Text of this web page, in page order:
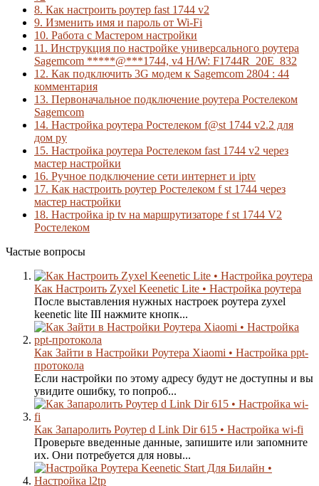
8. Как настроить роутер fast 1744 v2
9. Изменить имя и пароль от Wi-Fi
10. Работа с Мастером настройки
11. Инструкция по настройке универсального роутера
Sagemcom *****@***1744, v4 H/W: F1744R_20E_832
12. Как подключить 3G модем к Sagemcom 2804 : 44
комментария
13. Первоначальное подключение роутера Ростелеком
Sagemcom
14. Настройка роутера Ростелеком f@st 1744 v2.2 для
дом ру
15. Настройка роутера Ростелеком fast 1744 v2 через
мастер настройки
16. Ручное подключение сети интернет и iptv
17. Как настроить роутер Ростелеком f st 1744 через
мастер настройки
18. Настройка ip tv на маршрутизаторе f st 1744 V2
Ростелеком
Частые вопросы
Как Настроить Zyxel Keenetic Lite • Настройка роутера
После выставления нужных настроек роутера zyxel
keenetic lite III нажмите кнопк...
Как Зайти в Настройки Роутера Xiaomi • Настройка ppt-
протокола
Если настройки по этому адресу будут не доступны и вы
увидите ошибку, то попроб...
Как Запаролить Роутер d Link Dir 615 • Настройка wi-fi
Проверьте введенные данные, запишите или запомните
их. Они потребуется для новы...